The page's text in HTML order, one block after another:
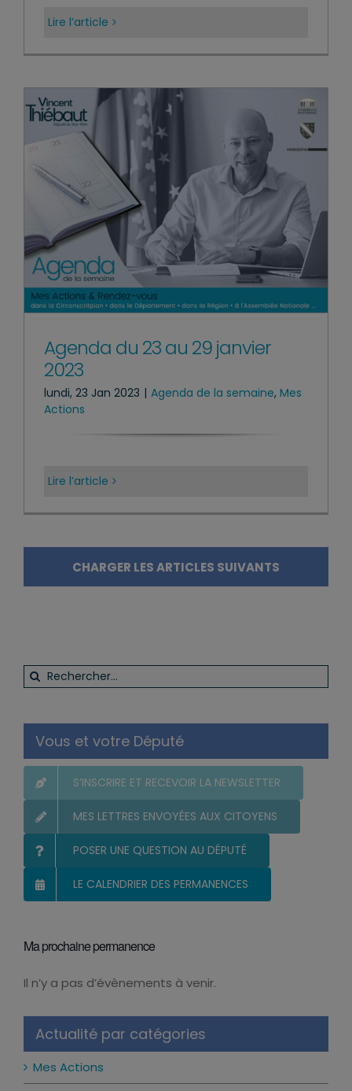
Lire l’article
Agenda du 23 au 29 janvier
2023
lundi, 23 Jan 2023 | Agenda de la semaine, Mes
Actions
Lire l’article
CHARGER LES ARTICLES SUIVANTS
Rechercher:
Vous et votre Député
S’INSCRIRE ET RECEVOIR LA NEWSLETTER
MES LETTRES ENVOYÉES AUX CITOYENS
POSER UNE QUESTION AU DÉPUTÉ
LE CALENDRIER DES PERMANENCES
Ma prochaine permanence
Notice
Il n’y a pas d’évènements à venir.
Actualité par catégories
Mes Actions